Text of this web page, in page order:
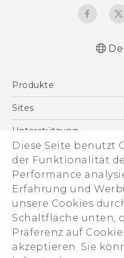
Diese Seite benutzt
der Funktionalität
Performance
Erfahrung und
unsere Cookies
Schaltfläche unten,
Präferenz auf
akzeptieren. Sie
Deutsch -
Deutsch -
behördliche
English
English - Safety
English - Safety
Produkte
Smartphones
VIVE
Zubehör
Sites
HTC Dev
HTC Vive
Unterstützung
Unterstützung
eCommerce Support
Über HTC
ESG
Impressum
Investor
Cookie Preferences
Offene Stellen
© 2011-2026 HTC